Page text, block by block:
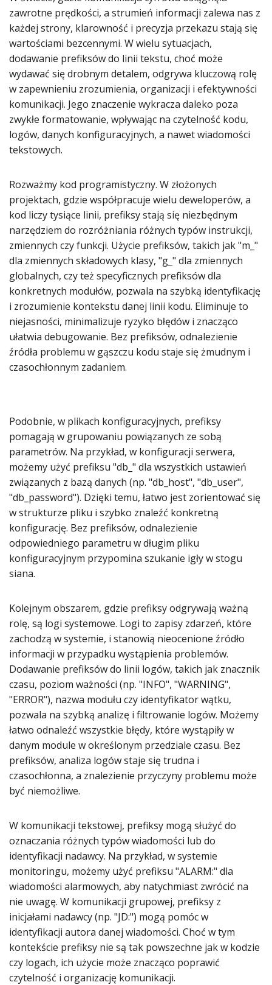
zawrotne prędkości, a strumień informacji zalewa nas z
każdej strony, klarowność i precyzja przekazu stają się
wartościami bezcennymi. W wielu sytuacjach,
dodawanie prefiksów do linii tekstu, choć może
wydawać się drobnym detalem, odgrywa kluczową rolę
w zapewnieniu zrozumienia, organizacji i efektywności
komunikacji. Jego znaczenie wykracza daleko poza
zwykłe formatowanie, wpływając na czytelność kodu,
logów, danych konfiguracyjnych, a nawet wiadomości
tekstowych.
Rozważmy kod programistyczny. W złożonych
projektach, gdzie współpracuje wielu deweloperów, a
kod liczy tysiące linii, prefiksy stają się niezbędnym
narzędziem do rozróżniania różnych typów instrukcji,
zmiennych czy funkcji. Użycie prefiksów, takich jak "m_"
dla zmiennych składowych klasy, "g_" dla zmiennych
globalnych, czy też specyficznych prefiksów dla
konkretnych modułów, pozwala na szybką identyfikację
i zrozumienie kontekstu danej linii kodu. Eliminuje to
niejasności, minimalizuje ryzyko błędów i znacząco
ułatwia debugowanie. Bez prefiksów, odnalezienie
źródła problemu w gąszczu kodu staje się żmudnym i
czasochłonnym zadaniem.
Podobnie, w plikach konfiguracyjnych, prefiksy
pomagają w grupowaniu powiązanych ze sobą
parametrów. Na przykład, w konfiguracji serwera,
możemy użyć prefiksu "db_" dla wszystkich ustawień
związanych z bazą danych (np. "db_host", "db_user",
"db_password"). Dzięki temu, łatwo jest zorientować się
w strukturze pliku i szybko znaleźć konkretną
konfigurację. Bez prefiksów, odnalezienie
odpowiedniego parametru w długim pliku
konfiguracyjnym przypomina szukanie igły w stogu
siana.
Kolejnym obszarem, gdzie prefiksy odgrywają ważną
rolę, są logi systemowe. Logi to zapisy zdarzeń, które
zachodzą w systemie, i stanowią nieocenione źródło
informacji w przypadku wystąpienia problemów.
Dodawanie prefiksów do linii logów, takich jak znacznik
czasu, poziom ważności (np. "INFO", "WARNING",
"ERROR"), nazwa modułu czy identyfikator wątku,
pozwala na szybką analizę i filtrowanie logów. Możemy
łatwo odnaleźć wszystkie błędy, które wystąpiły w
danym module w określonym przedziale czasu. Bez
prefiksów, analiza logów staje się trudna i
czasochłonna, a znalezienie przyczyny problemu może
być niemożliwe.
W komunikacji tekstowej, prefiksy mogą służyć do
oznaczania różnych typów wiadomości lub do
identyfikacji nadawcy. Na przykład, w systemie
monitoringu, możemy użyć prefiksu "ALARM:" dla
wiadomości alarmowych, aby natychmiast zwrócić na
nie uwagę. W komunikacji grupowej, prefiksy z
inicjałami nadawcy (np. "JD:") mogą pomóc w
identyfikacji autora danej wiadomości. Choć w tym
kontekście prefiksy nie są tak powszechne jak w kodzie
czy logach, ich użycie może znacząco poprawić
czytelność i organizację komunikacji.